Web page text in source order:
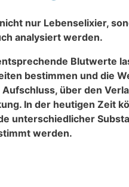
nur Lebenselixier,
analysiert werden.
Blutwerte
bestimmen und die
über den
In der heutigen Zeit
unterschiedlicher
werden.